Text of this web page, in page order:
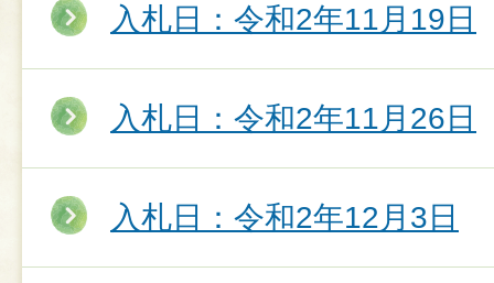
入札日：令和2年11月19日
入札日：令和2年11月26日
入札日：令和2年12月3日